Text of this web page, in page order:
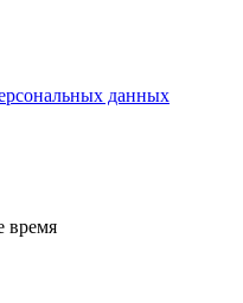
данных
время